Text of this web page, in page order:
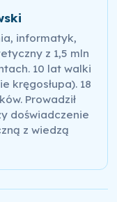
informatyk,
z 1,5 mln
10 lat walki
kręgosłupa). 18
Prowadził
doświadczenie
z wiedzą